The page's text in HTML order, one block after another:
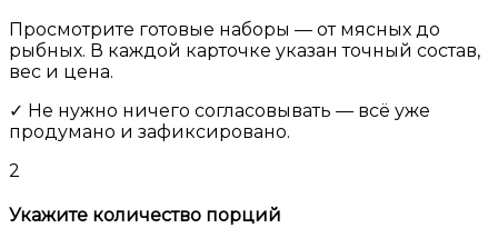
Просмотрите готовые наборы — от мясных до
рыбных. В каждой карточке указан точный состав,
вес и цена.
✓ Не нужно ничего согласовывать — всё уже
продумано и зафиксировано.
2
Укажите количество порций